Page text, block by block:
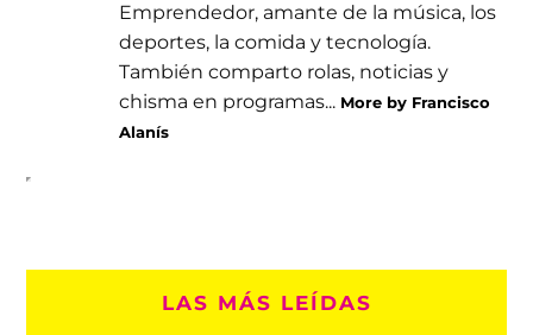
Emprendedor, amante de la música, los
deportes, la comida y tecnología.
También comparto rolas, noticias y
chisma en programas... More by Francisco
Alanís
LAS MÁS LEÍDAS